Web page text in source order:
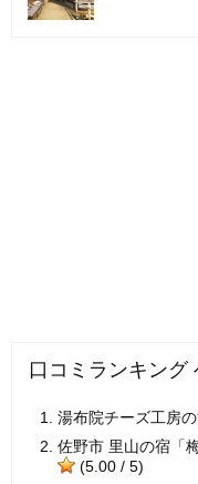
口コミランキング
湯布院チーズ工房
佐野市 里山の宿「
(5.00 / 5)